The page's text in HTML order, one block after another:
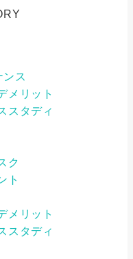
ンス
メリット
スタディ
ク
ト
メリット
スタディ